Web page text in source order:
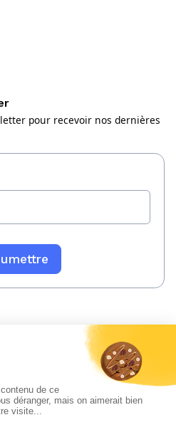
pour recevoir nos dernières
confidentialité Sitemap